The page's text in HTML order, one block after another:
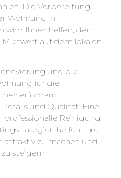
Die Vorbereitung
Wohnung in
wird Ihnen helfen, den
auf dem lokalen
und die
für die
erfordern
und Qualität. Eine
professionelle Reinigung
helfen, Ihre
zu machen und
steigern.